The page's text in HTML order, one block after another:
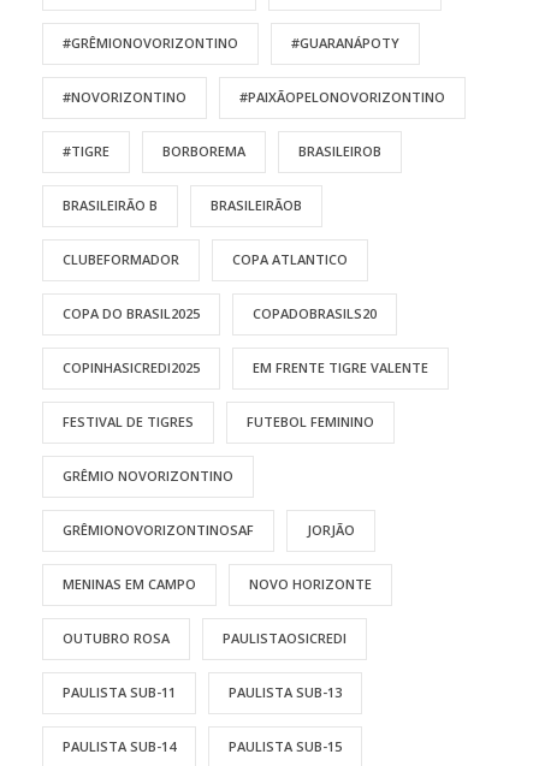
#GRÊMIONOVORIZONTINO #GUARANÁPOTY
#NOVORIZONTINO #PAIXÃOPELONOVORIZONTINO
#TIGRE BORBOREMA BRASILEIROB
BRASILEIRÃO B BRASILEIRÃOB
CLUBEFORMADOR COPA ATLANTICO
COPA DO BRASIL2025 COPADOBRASILS20
COPINHASICREDI2025 EM FRENTE TIGRE VALENTE
FESTIVAL DE TIGRES FUTEBOL FEMININO
GRÊMIO NOVORIZONTINO
GRÊMIONOVORIZONTINOSAF JORJÃO
MENINAS EM CAMPO NOVO HORIZONTE
OUTUBRO ROSA PAULISTAOSICREDI
PAULISTA SUB-11 PAULISTA SUB-13
PAULISTA SUB-14 PAULISTA SUB-15